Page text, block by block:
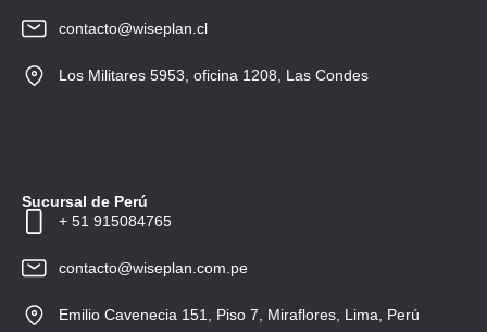
contacto@wiseplan.cl
Los Militares 5953, oficina 1208, Las Condes
+ 51 915084765
contacto@wiseplan.com.pe
Emilio Cavenecia 151, Piso 7, Miraflores, Lima, Perú
Sucursal de Perú